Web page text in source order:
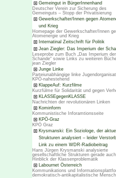
Gemeingut in BürgerInnenhand
Deutscher Verein zur Sicherung des
Gemeinguts – Stopp der Privatisierung
Gewerkschafter/Innen gegen
und Krieg
Homepage der Gewerkschafter/Innen
Atomenergie und Krieg
Internatinal Zeitschrift für Politik
Jean Ziegler: Das Imperium der
Leseprobe zum Buch „Das Imperium der
Schande“ sowie Links zu weiteren
jean Ziegler
Junge Linke
Parteiunabhängige linke
KPÖ-nahestehend
KlappeAuf: Kurzfilme
Kurzfülme für Solidarität und gegen
KLASSEgegenKLASSE
Nachrichten der revolutionären Linken
Kominform
Kommunistische Inforamtionsseite
KPÖ-Graz
KPÖ Graz
Krysmanski: Ein Soziologe, der
Strukturen analysiert – leider
Link zu einem WDR-Radiobeitrag
Hans Jürgen Krysmanski analysierte
gesellschaftliche Strukturen gerade
Hinblick der Klassenproblematik
Labournet Österreich
Kommunikations und
demokratisch-antikapitalistische